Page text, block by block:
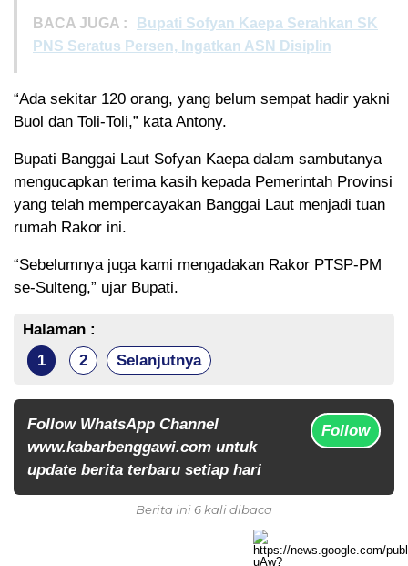
BACA JUGA :
Bupati Sofyan Kaepa Serahkan SK
PNS Seratus Persen, Ingatkan ASN Disiplin
“Ada sekitar 120 orang, yang belum sempat hadir yakni
Buol dan Toli-Toli,” kata Antony.
Bupati Banggai Laut Sofyan Kaepa dalam sambutanya
mengucapkan terima kasih kepada Pemerintah Provinsi
yang telah mempercayakan Banggai Laut menjadi tuan
rumah Rakor ini.
“Sebelumnya juga kami mengadakan Rakor PTSP-PM
se-Sulteng,” ujar Bupati.
Halaman :
1
2 Selanjutnya
Follow WhatsApp Channel
www.kabarbenggawi.com untuk
update berita terbaru setiap hari
Follow
Berita ini 6 kali dibaca